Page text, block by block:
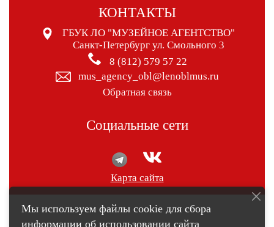
КОНТАКТЫ
ГБУК ЛО "МУЗЕЙНОЕ АГЕНТСТВО"
Санкт-Петербург ул. Смольного 3
8 (812) 579 57 22
mus_agency_obl@lenoblmus.ru
Обратная связь
Социальные сети
Карта сайта
Мы используем файлы cookie для сбора
информации об использовании сайта